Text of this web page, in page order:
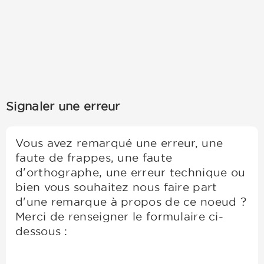
Signaler une erreur
Vous avez remarqué une erreur, une
faute de frappes, une faute
d'orthographe, une erreur technique ou
bien vous souhaitez nous faire part
d'une remarque à propos de ce noeud ?
Merci de renseigner le formulaire ci-
dessous :